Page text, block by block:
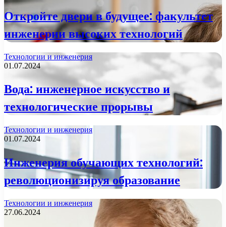
Откройте двери в будущее: факультет
инженерии высоких технологий
Технологии и инженерия
01.07.2024
Вода: инженерное искусство и
технологические прорывы
Технологии и инженерия
01.07.2024
Инженерия обучающих технологий:
революционизируя образование
Технологии и инженерия
27.06.2024